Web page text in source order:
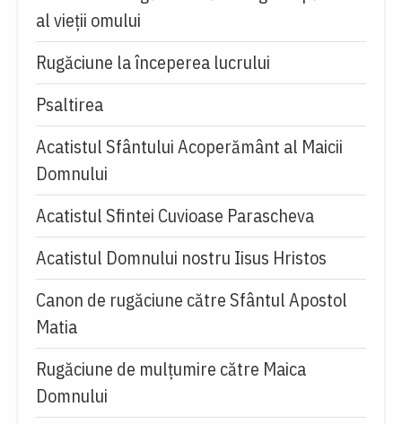
al vieții omului
Rugăciune la începerea lucrului
Psaltirea
Acatistul Sfântului Acoperământ al Maicii
Domnului
Acatistul Sfintei Cuvioase Parascheva
Acatistul Domnului nostru Iisus Hristos
Canon de rugăciune către Sfântul Apostol
Matia
Rugăciune de mulţumire către Maica
Domnului